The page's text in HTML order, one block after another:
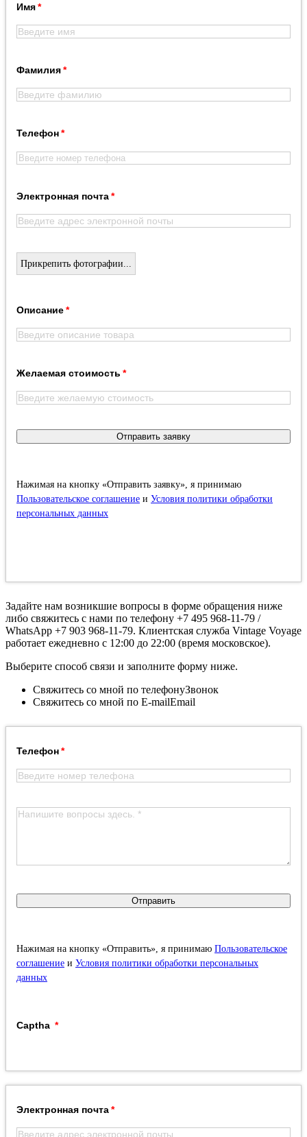
Имя
Фамилия
Телефон
Электронная почта
Прикрепить фотографии...
Описание
Желаемая стоимость
Отправить заявку
Нажимая на кнопку «Отправить заявку», я принимаю
Пользовательское соглашение и Условия политики обработки
персональных данных
Задайте нам возникшие вопросы в форме обращения ниже
либо свяжитесь с нами по телефону +7 495 968-11-79 /
WhatsApp +7 903 968-11-79. Клиентская служба Vintage Voyage
работает ежедневно с 12:00 до 22:00 (время московское).
Выберите способ связи и заполните форму ниже.
Свяжитесь со мной по телефонуЗвонок
Свяжитесь со мной по E-mailEmail
Телефон
Отправить
Нажимая на кнопку «Отправить», я принимаю Пользовательское
соглашение и Условия политики обработки персональных
данных
Captha
Электронная почта